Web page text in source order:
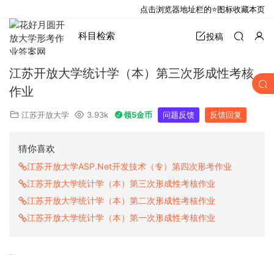
科目检索 投稿
江苏开放大学统计学（本）第三次形成性考核
作业
江苏开放大学 3.93k 领5金币 问题反馈 反馈回复
猜你喜欢
江苏开放大学ASP.Net开发技术（专）第四次形考作业
江苏开放大学统计学（本）第三次形成性考核作业
江苏开放大学统计学（本）第二次形成性考核作业
江苏开放大学统计学（本）第一次形成性考核作业
点击浏览器地址栏的⭐图标收藏本页